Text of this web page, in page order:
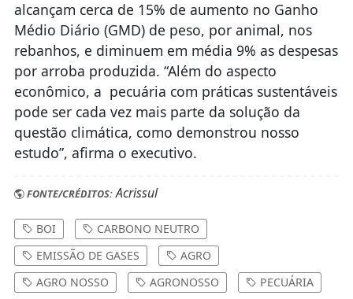
alcançam cerca de 15% de aumento no Ganho
Médio Diário (GMD) de peso, por animal, nos
rebanhos, e diminuem em média 9% as despesas
por arroba produzida. “Além do aspecto
econômico, a pecuária com práticas sustentáveis
pode ser cada vez mais parte da solução da
questão climática, como demonstrou nosso
estudo”, afirma o executivo.
FONTE/CRÉDITOS:Acrissul
BOI
CARBONO NEUTRO
EMISSÃO DE GASES
AGRO
AGRO NOSSO
AGRONOSSO
PECUÁRIA